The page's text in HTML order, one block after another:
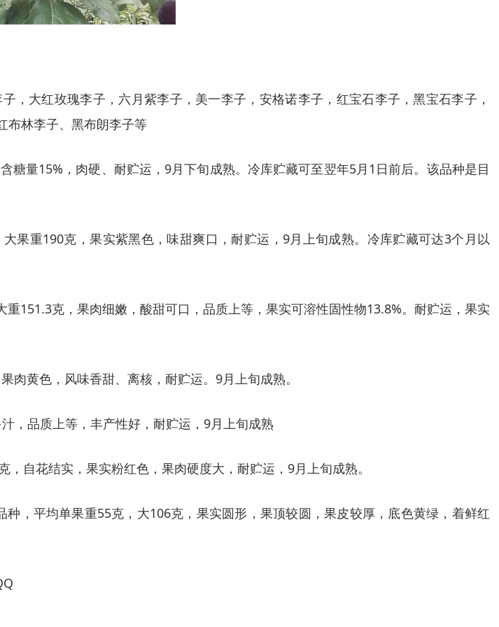
大红玫瑰李子，六月紫李子，美一李子，安格诺李子，红宝石李子，黑宝石李子，
布林李子、黑布朗李子等
量15%，肉硬、耐贮运，9月下旬成熟。冷库贮藏可至翌年5月1日前后。该品种是目
果重190克，果实紫黑色，味甜爽口，耐贮运，9月上旬成熟。冷库贮藏可达3个月以
151.3克，果肉细嫩，酸甜可口，品质上等，果实可溶性固性物13.8%。耐贮运，果实
黄色，风味香甜、离核，耐贮运。9月上旬成熟。
，品质上等，丰产性好，耐贮运，9月上旬成熟
自花结实，果实粉红色，果肉硬度大，耐贮运，9月上旬成熟。
，平均单果重55克，大106克，果实圆形，果顶较圆，果皮较厚，底色黄绿，着鲜红